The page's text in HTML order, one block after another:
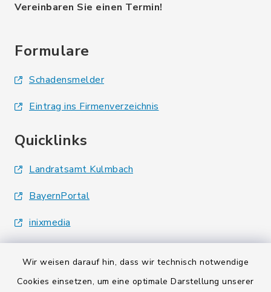
Wir weisen darauf hin, dass wir technisch notwendige
Cookies einsetzen, um eine optimale Darstellung unserer
Vereinbaren Sie einen Termin!
Formulare
Schadensmelder
Eintrag ins Firmenverzeichnis
Quicklinks
Landratsamt Kulmbach
BayernPortal
inixmedia